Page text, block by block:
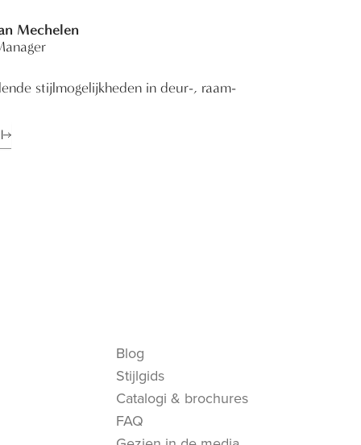
Mechelen
stijlmogelijkheden in deur-, raam-
Blog
Stijlgids
Catalogi & brochures
FAQ